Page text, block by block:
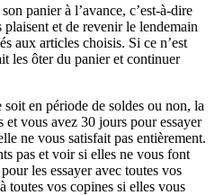
panier à l’avance, c’est-à-dire
et de revenir le lendemain
aux articles choisis. Si ce n’est
les ôter du panier et continuer
en période de soldes ou non, la
vous avez 30 jours pour essayer
ne vous satisfait pas entièrement.
pas et voir si elles ne vous font
les essayer avec toutes vos
toutes vos copines si elles vous